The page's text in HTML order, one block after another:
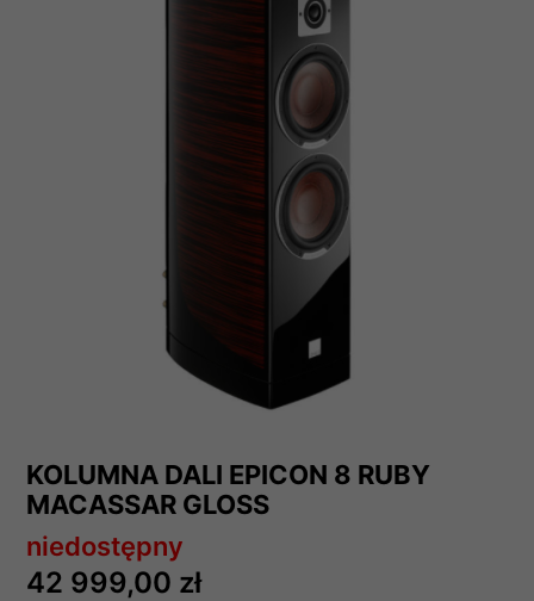
KOLUMNA DALI EPICON 8 RUBY
MACASSAR GLOSS
niedostępny
42 999,00 zł